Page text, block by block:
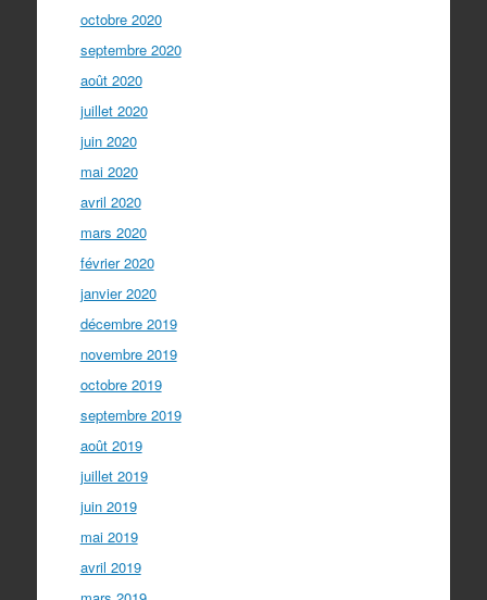
octobre 2020
septembre 2020
août 2020
juillet 2020
juin 2020
mai 2020
avril 2020
mars 2020
février 2020
janvier 2020
décembre 2019
novembre 2019
octobre 2019
septembre 2019
août 2019
juillet 2019
juin 2019
mai 2019
avril 2019